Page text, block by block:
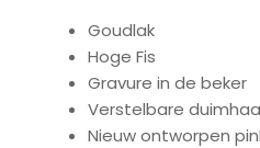
Goudlak
Hoge Fis
Gravure in de beker
Verstelbare
Nieuw ontworpen